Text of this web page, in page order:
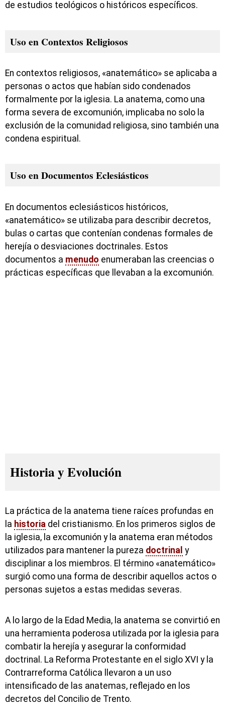
de estudios teológicos o históricos específicos.
Uso en Contextos Religiosos
En contextos religiosos, «anatemático» se aplicaba a
personas o actos que habían sido condenados
formalmente por la iglesia. La anatema, como una
forma severa de excomunión, implicaba no solo la
exclusión de la comunidad religiosa, sino también una
condena espiritual.
Uso en Documentos Eclesiásticos
En documentos eclesiásticos históricos,
«anatemático» se utilizaba para describir decretos,
bulas o cartas que contenían condenas formales de
herejía o desviaciones doctrinales. Estos
documentos a menudo enumeraban las creencias o
prácticas específicas que llevaban a la excomunión.
Historia y Evolución
La práctica de la anatema tiene raíces profundas en
la historia del cristianismo. En los primeros siglos de
la iglesia, la excomunión y la anatema eran métodos
utilizados para mantener la pureza doctrinal y
disciplinar a los miembros. El término «anatemático»
surgió como una forma de describir aquellos actos o
personas sujetos a estas medidas severas.
A lo largo de la Edad Media, la anatema se convirtió en
una herramienta poderosa utilizada por la iglesia para
combatir la herejía y asegurar la conformidad
doctrinal. La Reforma Protestante en el siglo XVI y la
Contrarreforma Católica llevaron a un uso
intensificado de las anatemas, reflejado en los
decretos del Concilio de Trento.